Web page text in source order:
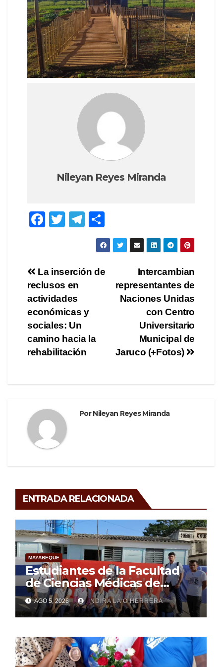
Nileyan Reyes Miranda
F
e
b
o
o
k
T
er
T
el
gr
o
m
p
ar
Navegación
de
entradas
Intercambian
representantes de
Naciones Unidas
con Centro
Universitario
Municipal de
Jaruco (+Fotos)
La inserción de
reclusos en
actividades
económicas y
sociales: Un
camino hacia la
rehabilitación
PorNileyan Reyes Miranda
ENTRADA RELACIONADA
MAYABEQUE
Estudiantes de la Facultad
de Ciencias Médicas de
Mayabeque realizan
pesquisa
AGO 5, 2026 INDIRA LA O HERRERA